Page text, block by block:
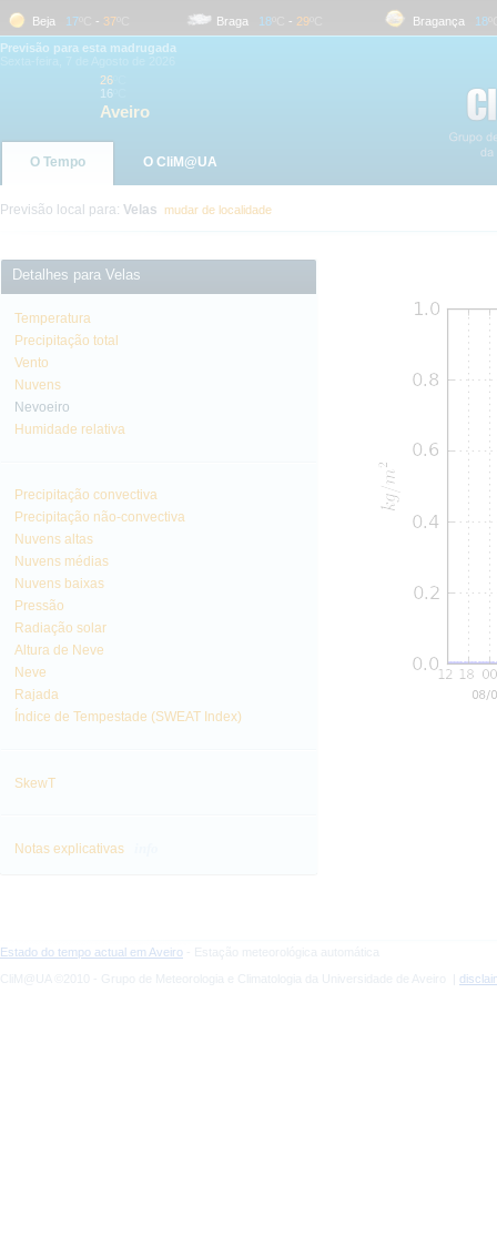
Beja 17 ºC- 37 ºC Braga 18 ºC- 29 ºC Bragança 18 ºC-
Previsão para esta madrugada
26
16
Aveiro
O Tempo O CliM@UA
Previsão local para: Velas mudar de localidade
Detalhes para Velas
Temperatura
Precipitação total
Vento
Nuvens
Nevoeiro
Humidade relativa
Precipitação convectiva
Precipitação não-convectiva
Nuvens altas
Nuvens médias
Nuvens baixas
Pressão
Radiação solar
Altura de Neve
Neve
Rajada
Índice de Tempestade (SWEAT Index)
SkewT
Notas explicativas
Estado do tempo actual em Aveiro - Estação meteorológica automática
CliM@UA ©2010 - Grupo de Meteorologia e Climatologia da Universidade de Aveiro |